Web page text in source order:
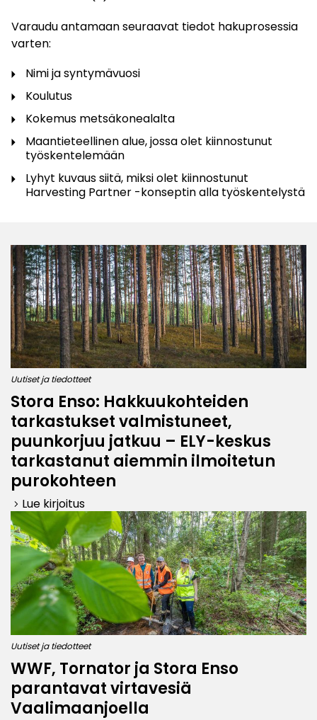
Varaudu antamaan seuraavat tiedot hakuprosessia
varten:
Nimi ja syntymävuosi
Koulutus
Kokemus metsäkonealalta
Maantieteellinen alue, jossa olet kiinnostunut
työskentelemään
Lyhyt kuvaus siitä, miksi olet kiinnostunut
Harvesting Partner -konseptin alla työskentelystä
Uutiset ja tiedotteet
Stora Enso: Hakkuukohteiden
tarkastukset valmistuneet,
puunkorjuu jatkuu – ELY-keskus
tarkastanut aiemmin ilmoitetun
purokohteen
keyboard_arrow_right Lue kirjoitus
Uutiset ja tiedotteet
WWF, Tornator ja Stora Enso
parantavat virtavesiä
Vaalimaanjoella